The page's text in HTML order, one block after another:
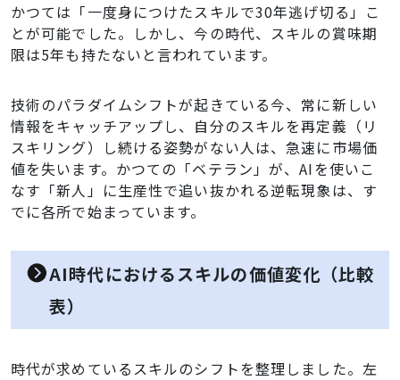
かつては「一度身につけたスキルで30年逃げ切る」こ
とが可能でした。しかし、今の時代、スキルの賞味期
限は5年も持たないと言われています。
技術のパラダイムシフトが起きている今、常に新しい
情報をキャッチアップし、自分のスキルを再定義（リ
スキリング）し続ける姿勢がない人は、急速に市場価
値を失います。かつての「ベテラン」が、AIを使いこ
なす「新人」に生産性で追い抜かれる逆転現象は、す
でに各所で始まっています。
AI時代におけるスキルの価値変化（比較
表）
時代が求めているスキルのシフトを整理しました。左